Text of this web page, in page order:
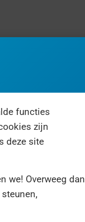
Volg ons
functies
zijn
deze site
we! Overweeg dan